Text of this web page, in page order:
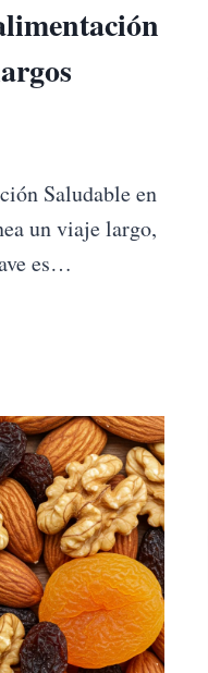
Saludable en
un viaje largo,
es…